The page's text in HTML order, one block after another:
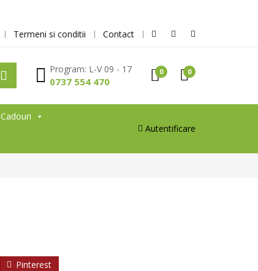
Termeni si conditii Contact
Program: L-V 09 - 17
0737 554 470
0 0
Cadouri
Autentificare
Pinterest